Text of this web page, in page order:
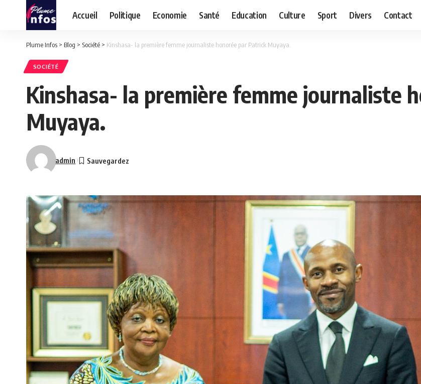
Accueil Politique Economie Santé Education Culture Sport Divers Contact
Plume Infos > Blog > Société > Kinshasa- la première femme journaliste honorée par Patrick Muyaya.
SOCIÉTÉ
Kinshasa- la première femme journaliste
Muyaya.
admin